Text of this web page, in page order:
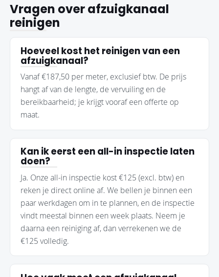
Vragen over afzuigkanaal
reinigen
Hoeveel kost het reinigen van een
afzuigkanaal?
Vanaf €187,50 per meter, exclusief btw. De prijs
hangt af van de lengte, de vervuiling en de
bereikbaarheid; je krijgt vooraf een offerte op
maat.
Kan ik eerst een all-in inspectie laten
doen?
Ja. Onze all-in inspectie kost €125 (excl. btw) en
reken je direct online af. We bellen je binnen een
paar werkdagen om in te plannen, en de inspectie
vindt meestal binnen een week plaats. Neem je
daarna een reiniging af, dan verrekenen we de
€125 volledig.